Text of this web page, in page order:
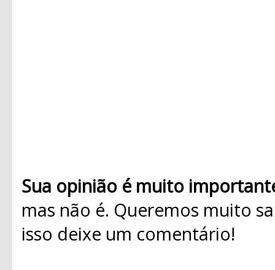
Sua opinião é muito
mas não é. Queremos muito
isso deixe um comentário!